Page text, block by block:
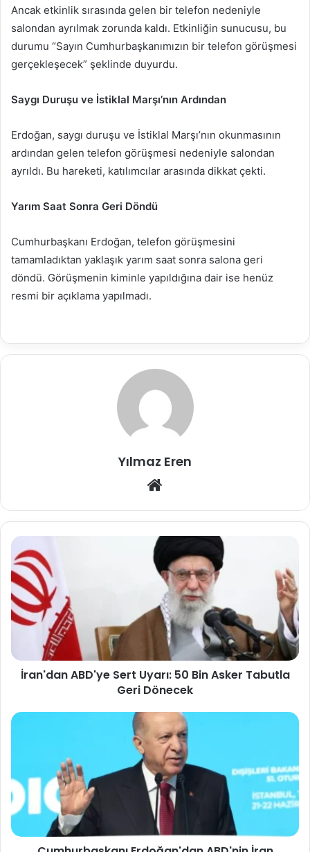
Ancak etkinlik sırasında gelen bir telefon nedeniyle
salondan ayrılmak zorunda kaldı. Etkinliğin sunucusu, bu
durumu “Sayın Cumhurbaşkanımızın bir telefon görüşmesi
gerçekleşecek” şeklinde duyurdu.
Saygı Duruşu ve İstiklal Marşı’nın Ardından
Erdoğan, saygı duruşu ve İstiklal Marşı’nın okunmasının
ardından gelen telefon görüşmesi nedeniyle salondan
ayrıldı. Bu hareketi, katılımcılar arasında dikkat çekti.
Yarım Saat Sonra Geri Döndü
Cumhurbaşkanı Erdoğan, telefon görüşmesini
tamamladıktan yaklaşık yarım saat sonra salona geri
döndü. Görüşmenin kiminle yapıldığına dair ise henüz
resmi bir açıklama yapılmadı.
Yılmaz Eren
İran'dan ABD'ye Sert Uyarı: 50 Bin Asker Tabutla
Geri Dönecek